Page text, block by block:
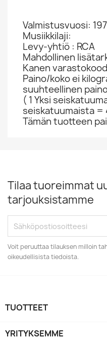
Valmistusvuosi:
Musiikkilaji:
Levy-yhtiö : RCA
Mahdollinen
Kanen
Paino/koko ei
suuhteellinen
( 1 Yksi
seiskatuumaista =
Tämän tuotteen
Tilaa tuoreimmat
tarjouksistamme
Voit peruuttaa tilauksen milloin
oikeudellisista tiedoista.
TUOTTEET
YRITYKSEMME